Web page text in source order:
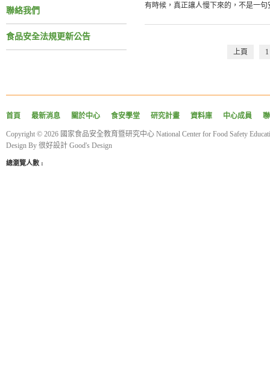
聯絡我們
食品安全法規更新公告
有時候，真正讓人慢下來的，不是一
上頁 1
首頁 最新消息 關於中心 食安學堂 研究計畫 資料庫 中心成員
Copyright © 2026 國家食品安全教育暨研究中心 National Center for Food Safety
Design By 很好設計 Good's Design
總瀏覽人數 :